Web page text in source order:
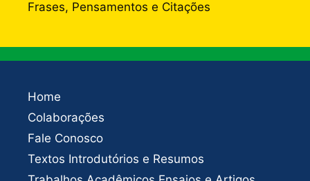
Frases, Pensamentos e Citações
Home
Colaborações
Fale Conosco
Textos Introdutórios e Resumos